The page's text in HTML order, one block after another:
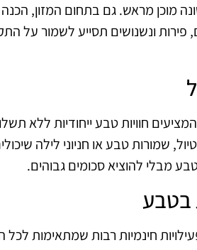
מוכן מראש. גם בתחום המזון,
פירות ונשנושים תסייע לשמור על
חוויות טבע ייחודיות ללא
שמורות טבע או חניוני לילה
מבלי להוציא סכומים גבוהים.
בטבע
חינמיות רבות שמתאימות